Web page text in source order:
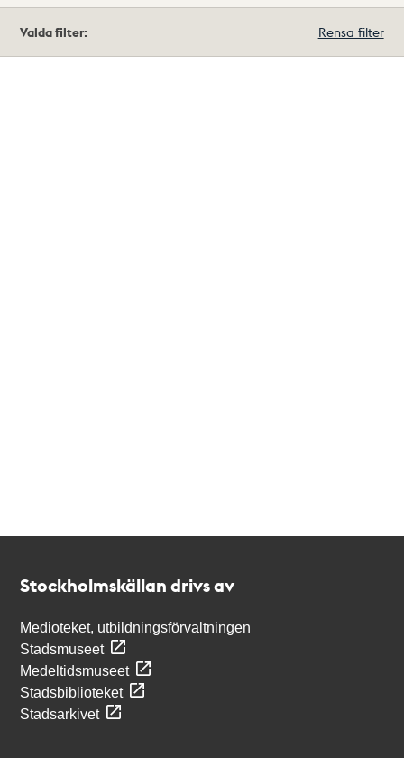
träffar
Valda filter: Rensa filter
Stockholmskällan drivs av
Medioteket, utbildningsförvaltningen
Stadsmuseet
Medeltidsmuseet
Stadsbiblioteket
Stadsarkivet